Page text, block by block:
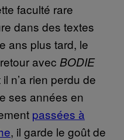
faculté rare
dans des textes
ans plus tard, le
avec BODIE
n’a rien perdu de
ses années en
passées à
, il garde le goût de